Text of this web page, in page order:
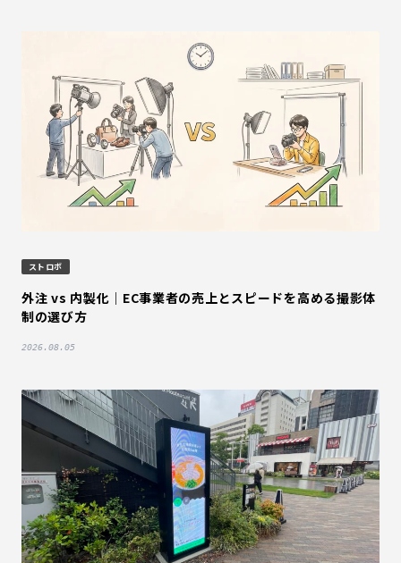
ストロボ
外注 vs 内製化｜EC事業者の売上とスピードを高める撮影体
制の選び方
2026.08.05